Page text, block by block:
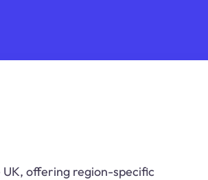
offering region-specific